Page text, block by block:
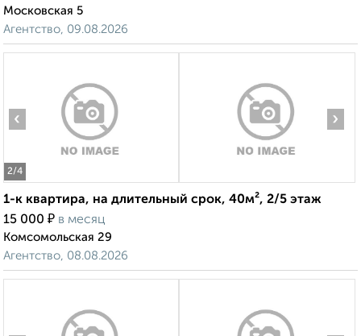
Московская 5
Агентство, 09.08.2026
2/4
‹ ›
1-к квартира, на длительный срок, 40м², 2/5 этаж
15 000 ₽ в месяц
Комсомольская 29
Агентство, 08.08.2026